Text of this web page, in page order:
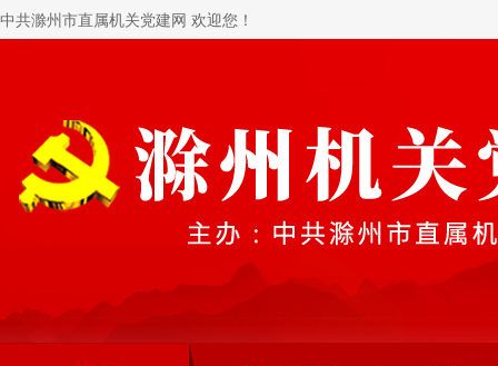
中共滁州市直属机关党建网 欢迎您！